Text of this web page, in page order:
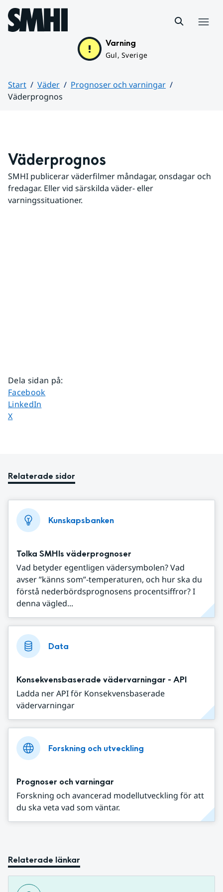
Hoppa till sidans innehåll
Varning
Gul, Sverige
Start Väder
Prognoser och varningar
Väderprognos
Väderprognos
SMHI publicerar väderfilmer måndagar, onsdagar och
fredagar. Eller vid särskilda väder- eller
varningssituationer.
Dela sidan på:
Dela sidan på
Facebook
Dela sidan på
LinkedIn
Dela sidan på
X
Relaterade sidor
Kunskapsbanken
Tolka SMHIs väderprognoser
Vad betyder egentligen vädersymbolen? Vad
avser ”känns som”-temperaturen, och hur ska du
förstå nederbördsprognosens procentsiffror? I
denna vägled...
Data
Konsekvensbaserade vädervarningar - API
Ladda ner API för Konsekvensbaserade
vädervarningar
Forskning och utveckling
Prognoser och varningar
Forskning och avancerad modellutveckling för att
du ska veta vad som väntar.
Relaterade länkar